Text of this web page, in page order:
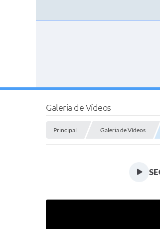
Galeria de Vídeos
Principal Galeria de Vídeos